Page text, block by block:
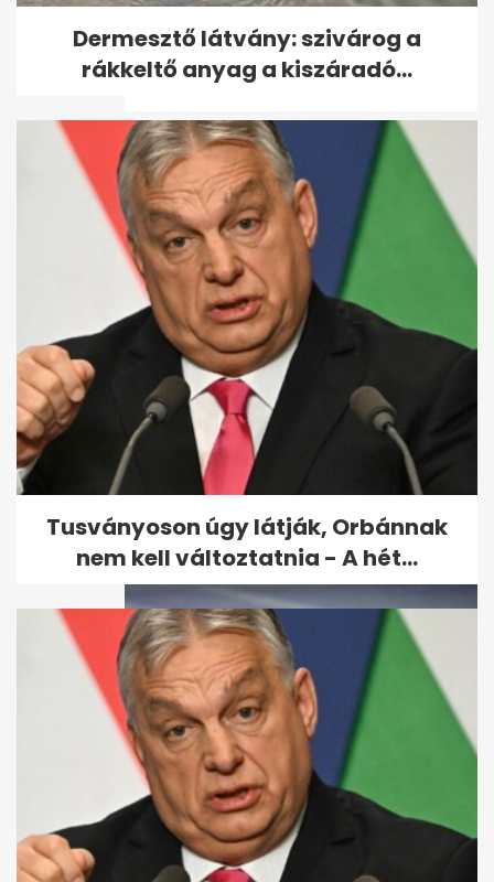
Választás 2026: Kétharmadon
a Tisza - mutatjuk, hogyan
alakulnak a...
„Egy kezemen meg tudom
számolni, hányszor ajánlották
fel a...
Dermesztő látvány: szivárog a
rákkeltő anyag a kiszáradó...
Tusványoson úgy látják, Orbánnak
nem kell változtatnia - A hét...